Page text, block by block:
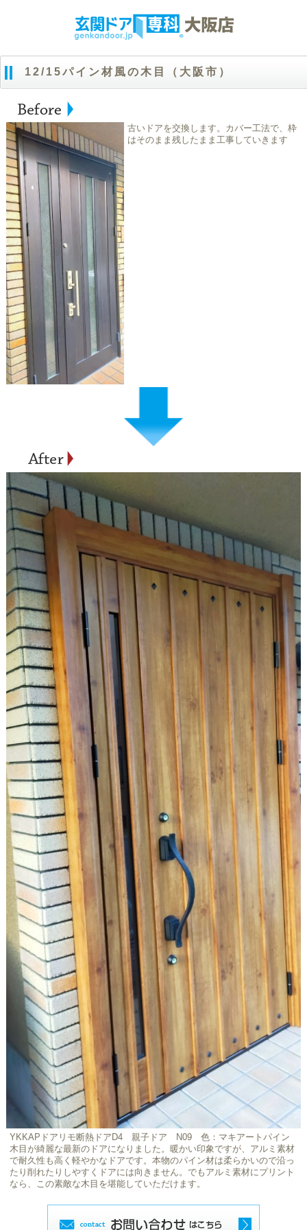
12/15パイン材風の木目（大阪市）
古いドアを交換します。カバー工法で、枠
はそのまま残したまま工事していきます
YKKAPドアリモ断熱ドアD4 親子ドア N09 色：マキアートパイン
木目が綺麗な最新のドアになりました。暖かい印象ですが、アルミ素材
で耐久性も高く軽やかなドアです。本物のパイン材は柔らかいので沿っ
たり削れたりしやすくドアには向きません。でもアルミ素材にプリント
なら、この素敵な木目を堪能していただけます。